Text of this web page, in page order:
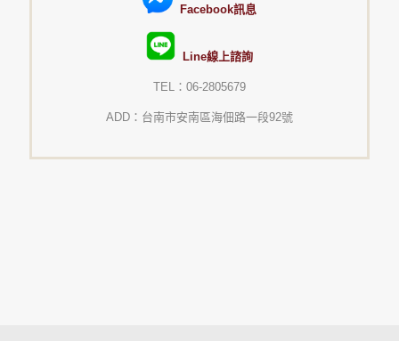
Facebook訊息
Line線上諮詢
TEL：06-2805679
ADD：台南市安南區海佃路一段92號